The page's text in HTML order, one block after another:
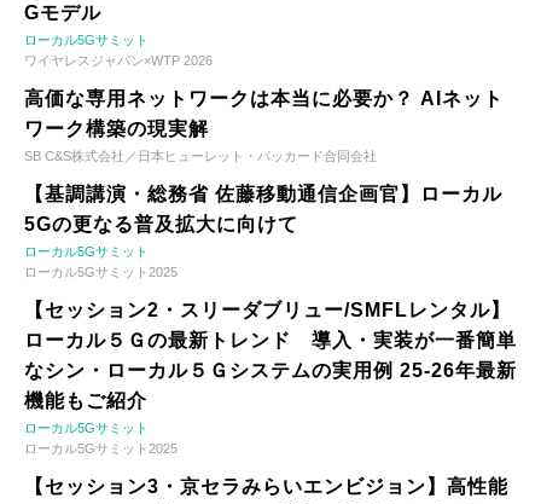
Gモデル
ローカル5Gサミット
ワイヤレスジャパン×WTP 2026
高価な専用ネットワークは本当に必要か？ AIネット
ワーク構築の現実解
SB C&S株式会社／日本ヒューレット・パッカード合同会社
【基調講演・総務省 佐藤移動通信企画官】ローカル
5Gの更なる普及拡大に向けて
ローカル5Gサミット
ローカル5Gサミット2025
【セッション2・スリーダブリュー/SMFLレンタル】
ローカル５Ｇの最新トレンド 導入・実装が一番簡単
なシン・ローカル５Ｇシステムの実用例 25-26年最新
機能もご紹介
ローカル5Gサミット
ローカル5Gサミット2025
【セッション3・京セラみらいエンビジョン】高性能